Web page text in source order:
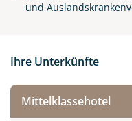
und
Ihre Unterkünfte
Mittelklassehotel